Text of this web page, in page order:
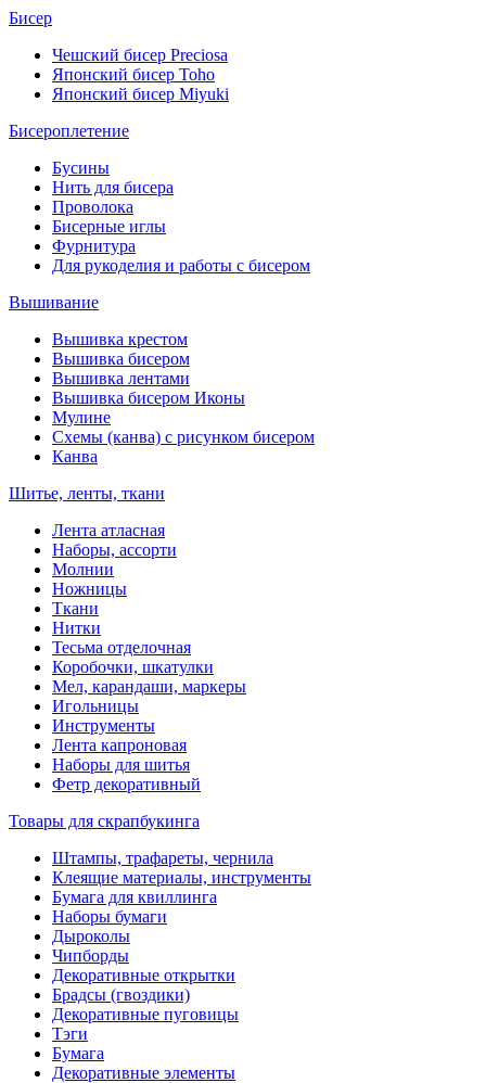
Бисер
Чешский бисер Preciosa
Японский бисер Toho
Японский бисер Miyuki
Бисероплетение
Бусины
Нить для бисера
Проволока
Бисерные иглы
Фурнитура
Для рукоделия и работы с бисером
Вышивание
Вышивка крестом
Вышивка бисером
Вышивка лентами
Вышивка бисером Иконы
Мулине
Схемы (канва) с рисунком бисером
Канва
Шитье, ленты, ткани
Лента атласная
Наборы, ассорти
Молнии
Ножницы
Ткани
Нитки
Тесьма отделочная
Коробочки, шкатулки
Мел, карандаши, маркеры
Игольницы
Инструменты
Лента капроновая
Наборы для шитья
Фетр декоративный
Товары для скрапбукинга
Штампы, трафареты, чернила
Клеящие материалы, инструменты
Бумага для квиллинга
Наборы бумаги
Дыроколы
Чипборды
Декоративные открытки
Брадсы (гвоздики)
Декоративные пуговицы
Тэги
Бумага
Декоративные элементы